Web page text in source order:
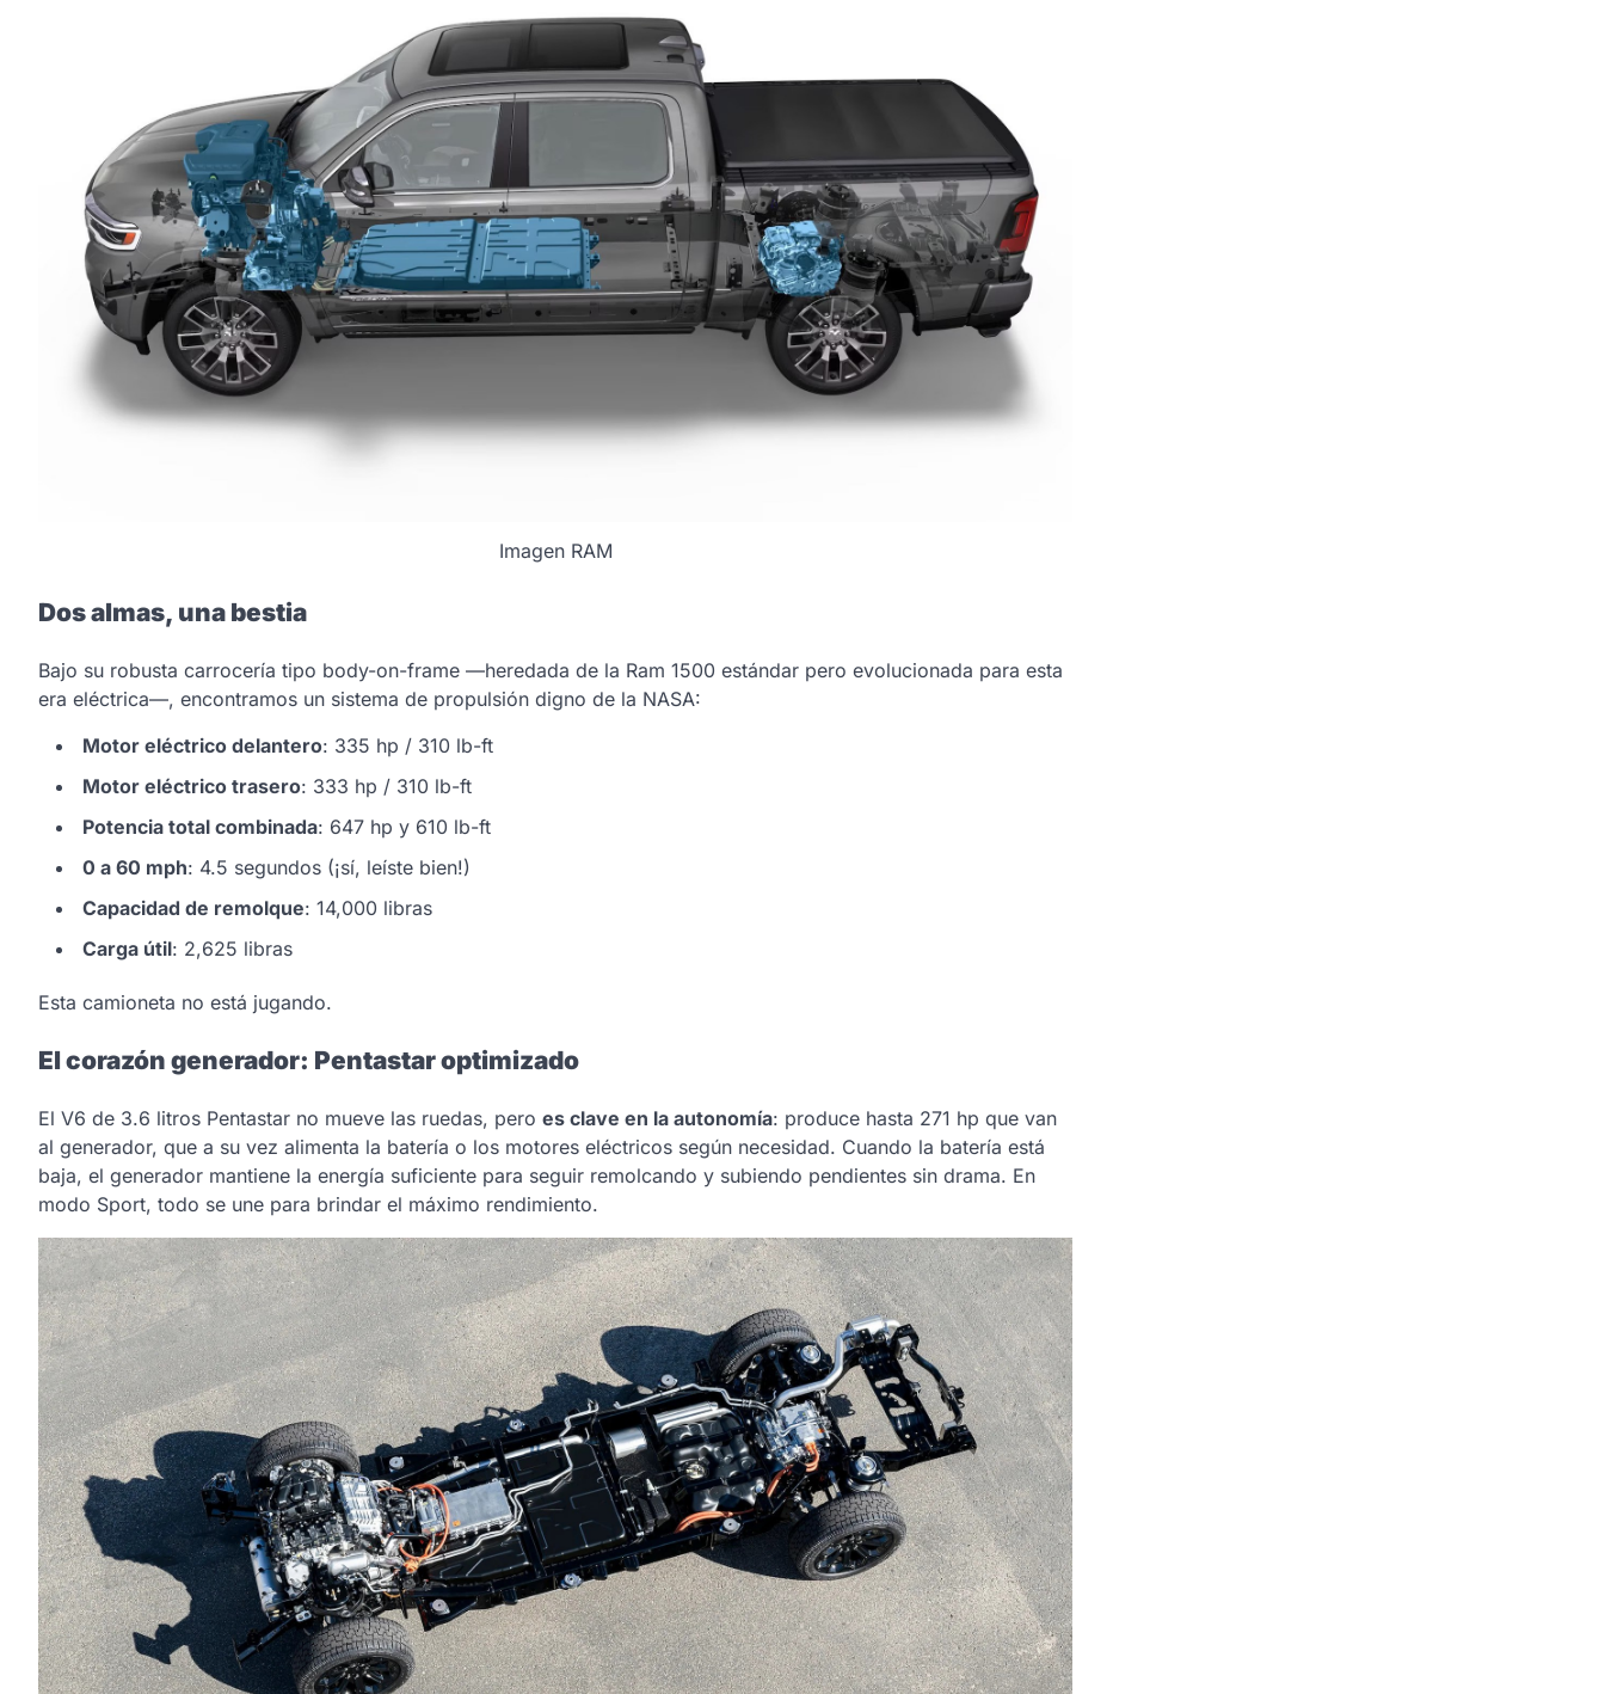
Imagen RAM
Dos almas, una bestia
Bajo su robusta carrocería tipo body-on-frame —heredada de la Ram 1500 estándar pero evolucionada para esta
era eléctrica—, encontramos un sistema de propulsión digno de la NASA:
Motor eléctrico delantero: 335 hp / 310 lb-ft
Motor eléctrico trasero: 333 hp / 310 lb-ft
Potencia total combinada: 647 hp y 610 lb-ft
0 a 60 mph: 4.5 segundos (¡sí, leíste bien!)
Capacidad de remolque: 14,000 libras
Carga útil: 2,625 libras
Esta camioneta no está jugando.
El corazón generador: Pentastar optimizado
El V6 de 3.6 litros Pentastar no mueve las ruedas, pero es clave en la autonomía: produce hasta 271 hp que van
al generador, que a su vez alimenta la batería o los motores eléctricos según necesidad. Cuando la batería está
baja, el generador mantiene la energía suficiente para seguir remolcando y subiendo pendientes sin drama. En
modo Sport, todo se une para brindar el máximo rendimiento.